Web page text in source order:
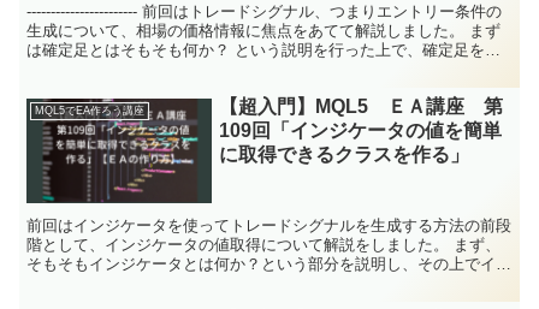
----------------------- 前回はトレードシグナル、つまりエントリー条件の
生成について、相場の価格情報に焦点をあてて解説しました。 まず
は確定足とはそもそも何か？ という説明を行った上で、確定足をエ
MQL5でEA作ろう講座
【超入門】MQL5 ＥＡ講座 第
109回「インジケータの値を簡単
に取得できるクラスを作る」
前回はインジケータを使ってトレードシグナルを生成する方法の前段
階として、インジケータの値取得について解説をしました。 まず、
そもそもインジケータとは何か？という部分を説明し、その上でイン